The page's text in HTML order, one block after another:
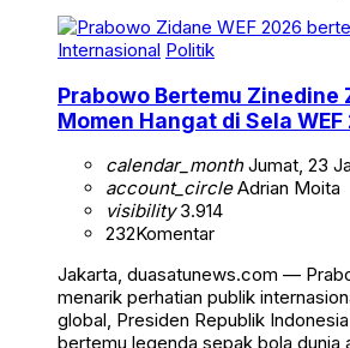
Internasional Politik
Prabowo Bertemu Zinedine
Momen Hangat di Sela
calendar_monthJumat, 23
account_circleAdrian Moita
visibility3.914
232Komentar
Jakarta, duasatunews.com —
menarik perhatian publik
global, Presiden Republik
bertemu legenda sepak bola dunia